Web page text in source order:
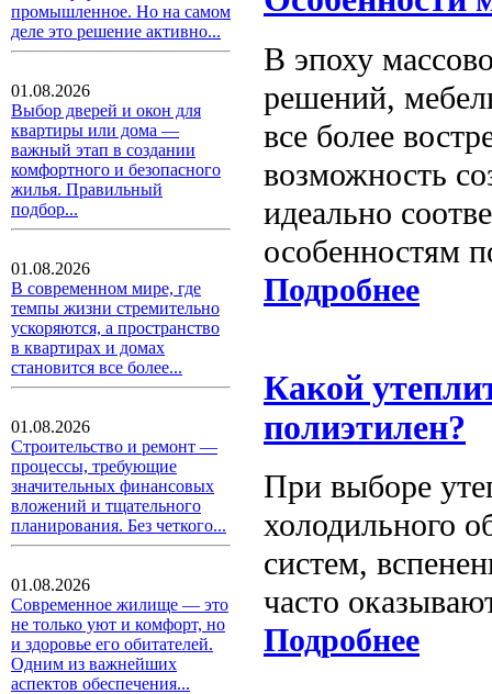
промышленное. Но на самом
деле это решение активно...
01.08.2026
Выбор дверей и окон для
квартиры или дома —
важный этап в создании
комфортного и безопасного
жилья. Правильный
подбор...
01.08.2026
В современном мире, где
темпы жизни стремительно
ускоряются, а пространство
в квартирах и домах
становится все более...
01.08.2026
Строительство и ремонт —
процессы, требующие
значительных финансовых
вложений и тщательного
планирования. Без четкого...
01.08.2026
Современное жилище — это
не только уют и комфорт, но
и здоровье его обитателей.
Одним из важнейших
аспектов обеспечения...
В эпоху
решений,
все более
возможность
идеально
особенностям
Подробнее
Какой
полиэтилен?
При выборе
холодильного
систем,
часто
Подробнее